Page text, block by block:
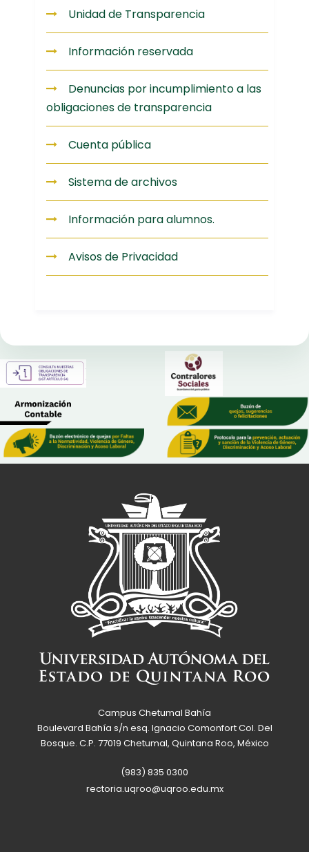
Unidad de Transparencia
Información reservada
Denuncias por incumplimiento a las
obligaciones de transparencia
Cuenta pública
Sistema de archivos
Información para alumnos.
Avisos de Privacidad
Campus Chetumal Bahía
Boulevard Bahía s/n esq. Ignacio Comonfort Col. Del
Bosque. C.P. 77019 Chetumal, Quintana Roo, México
(983) 835 0300
rectoria.uqroo@uqroo.edu.mx